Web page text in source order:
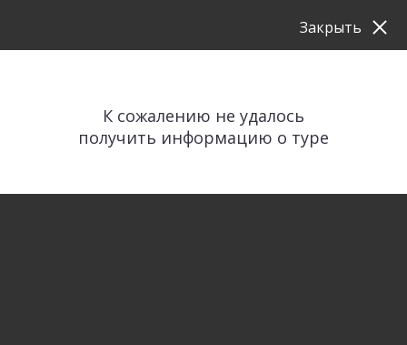
К сожалению не удалось
получить информацию о туре
Закрыть